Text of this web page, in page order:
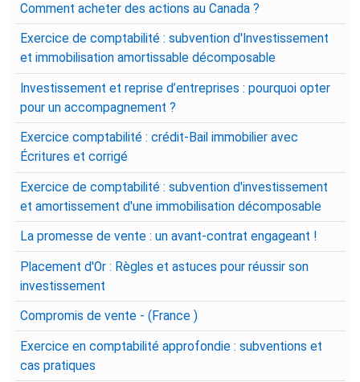
Comment acheter des actions au Canada ?
Exercice de comptabilité : subvention d'Investissement
et immobilisation amortissable décomposable
Investissement et reprise d’entreprises : pourquoi opter
pour un accompagnement ?
Exercice comptabilité : crédit-Bail immobilier avec
Écritures et corrigé
Exercice de comptabilité : subvention d'investissement
et amortissement d'une immobilisation décomposable
La promesse de vente : un avant-contrat engageant !
Placement d'Or : Règles et astuces pour réussir son
investissement
Compromis de vente - (France )
Exercice en comptabilité approfondie : subventions et
cas pratiques